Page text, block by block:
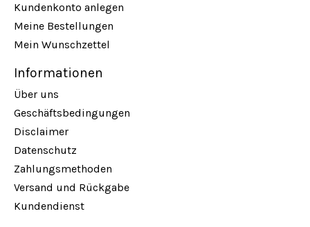
Kundenkonto anlegen
Meine Bestellungen
Mein Wunschzettel
Informationen
Über uns
Geschäftsbedingungen
Disclaimer
Datenschutz
Zahlungsmethoden
Versand und Rückgabe
Kundendienst